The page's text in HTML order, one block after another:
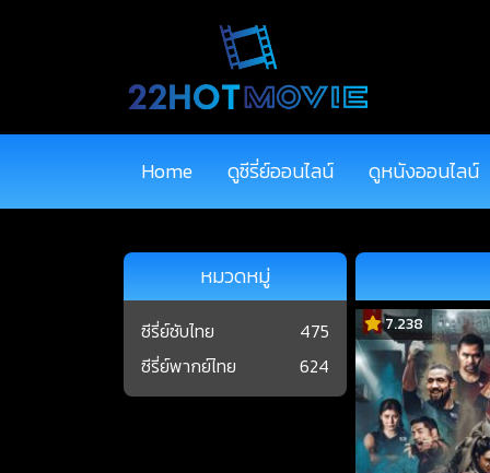
Home ดูซีรี่ย์ออนไลน์ ดูหนังออนไลน์
หมวดหมู่
ซีรี่ย์ซับไทย
475
ซีรี่ย์พากย์ไทย
624
7.238